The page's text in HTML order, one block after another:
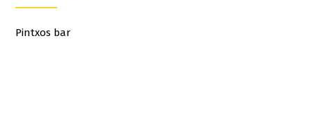
Pintxos bar